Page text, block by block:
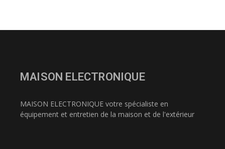
MAISON ELECTRONIQUE
MAISON ELECTRONIQUE votre spécialiste en
équipement et entretien de la maison et de l'extérieur